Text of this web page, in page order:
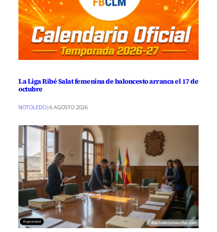
La Liga Ribé Salat femenina de baloncesto arranca el 17 de
octubre
NOTOLEDO|6 AGOSTO 2026